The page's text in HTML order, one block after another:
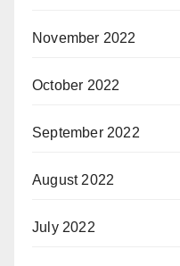
November 2022
October 2022
September 2022
August 2022
July 2022